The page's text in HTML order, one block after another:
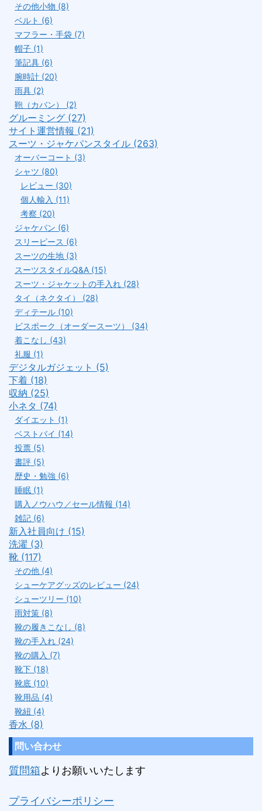
その他小物 (8)
ベルト (6)
マフラー・手袋 (7)
帽子 (1)
筆記具 (6)
腕時計 (20)
雨具 (2)
鞄（カバン） (2)
グルーミング (27)
サイト運営情報 (21)
スーツ・ジャケパンスタイル (263)
オーバーコート (3)
シャツ (80)
レビュー (30)
個人輸入 (11)
考察 (20)
ジャケパン (6)
スリーピース (6)
スーツの生地 (3)
スーツスタイルQ&A (15)
スーツ・ジャケットの手入れ (28)
タイ（ネクタイ） (28)
ディテール (10)
ビスポーク（オーダースーツ） (34)
着こなし (43)
礼服 (1)
デジタルガジェット (5)
下着 (18)
収納 (25)
小ネタ (74)
ダイエット (1)
ベストバイ (14)
投票 (5)
書評 (5)
歴史・勉強 (6)
睡眠 (1)
購入ノウハウ／セール情報 (14)
雑記 (6)
新入社員向け (15)
洗濯 (3)
靴 (117)
その他 (4)
シューケアグッズのレビュー (24)
シューツリー (10)
雨対策 (8)
靴の履きこなし (8)
靴の手入れ (24)
靴の購入 (7)
靴下 (18)
靴底 (10)
靴用品 (4)
靴紐 (4)
香水 (8)
問い合わせ
質問箱よりお願いいたします
プライバシーポリシー